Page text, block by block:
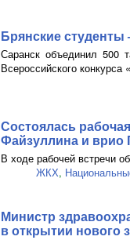
Брянские
Саранск объединил 500
Всероссийского конкурса
Состоялась
Файзуллина и врио
В ходе рабочей встречи
ЖКХ,
Министр
в открытии нового